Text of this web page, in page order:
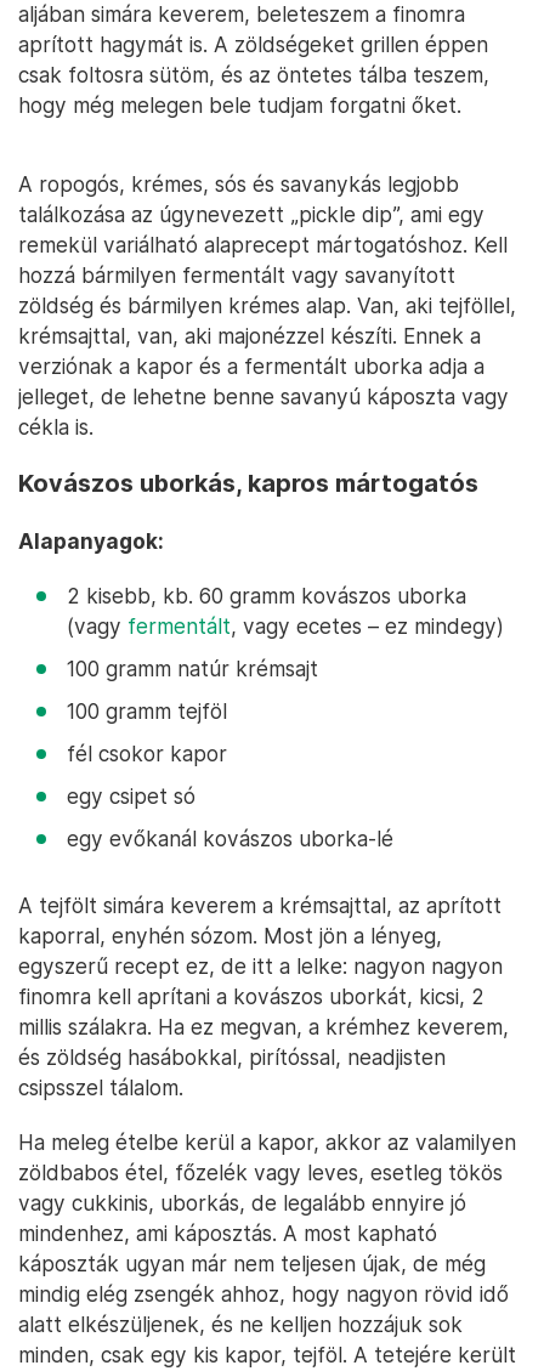
aljában simára keverem, beleteszem a finomra
aprított hagymát is. A zöldségeket grillen éppen
csak foltosra sütöm, és az öntetes tálba teszem,
hogy még melegen bele tudjam forgatni őket.
A ropogós, krémes, sós és savanykás legjobb
találkozása az úgynevezett „pickle dip”, ami egy
remekül variálható alaprecept mártogatóshoz. Kell
hozzá bármilyen fermentált vagy savanyított
zöldség és bármilyen krémes alap. Van, aki tejföllel,
krémsajttal, van, aki majonézzel készíti. Ennek a
verziónak a kapor és a fermentált uborka adja a
jelleget, de lehetne benne savanyú káposzta vagy
cékla is.
Kovászos uborkás, kapros mártogatós
Alapanyagok:
2 kisebb, kb. 60 gramm kovászos uborka
(vagy fermentált, vagy ecetes – ez mindegy)
100 gramm natúr krémsajt
100 gramm tejföl
fél csokor kapor
egy csipet só
egy evőkanál kovászos uborka-lé
A tejfölt simára keverem a krémsajttal, az aprított
kaporral, enyhén sózom. Most jön a lényeg,
egyszerű recept ez, de itt a lelke: nagyon nagyon
finomra kell aprítani a kovászos uborkát, kicsi, 2
millis szálakra. Ha ez megvan, a krémhez keverem,
és zöldség hasábokkal, pirítóssal, neadjisten
csipsszel tálalom.
Ha meleg ételbe kerül a kapor, akkor az valamilyen
zöldbabos étel, főzelék vagy leves, esetleg tökös
vagy cukkinis, uborkás, de legalább ennyire jó
mindenhez, ami káposztás. A most kapható
káposzták ugyan már nem teljesen újak, de még
mindig elég zsengék ahhoz, hogy nagyon rövid idő
alatt elkészüljenek, és ne kelljen hozzájuk sok
minden, csak egy kis kapor, tejföl. A tetejére került